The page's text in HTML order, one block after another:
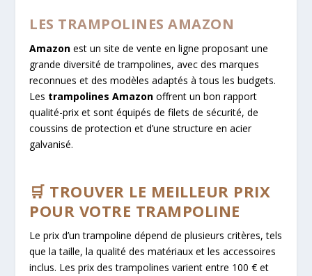
LES TRAMPOLINES AMAZON
Amazon est un site de vente en ligne proposant une
grande diversité de trampolines, avec des marques
reconnues et des modèles adaptés à tous les budgets.
Les trampolines Amazon offrent un bon rapport
qualité-prix et sont équipés de filets de sécurité, de
coussins de protection et d’une structure en acier
galvanisé.
🛒 TROUVER LE MEILLEUR PRIX
POUR VOTRE TRAMPOLINE
Le prix d’un trampoline dépend de plusieurs critères, tels
que la taille, la qualité des matériaux et les accessoires
inclus. Les prix des trampolines varient entre 100 € et